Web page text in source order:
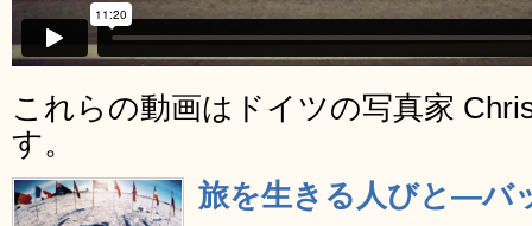
これらの動画はドイツの写真家
す。
旅を生きる人びと―バ